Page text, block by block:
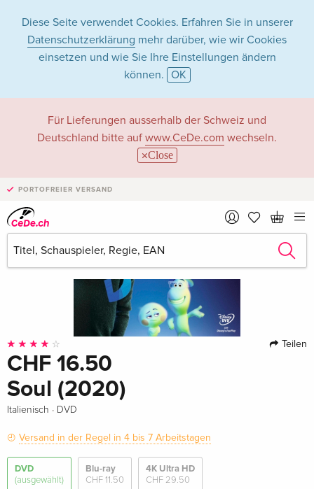
Diese Seite verwendet Cookies. Erfahren Sie in unserer
Datenschutzerklärung mehr darüber, wie wir Cookies
einsetzen und wie Sie Ihre Einstellungen ändern
können. OK
Für Lieferungen ausserhalb der Schweiz und
Deutschland bitte auf www.CeDe.com wechseln.
Close
PORTOFREIER VERSAND
Teilen
CHF 16.50
Soul (2020)
Italienisch · DVD
Versand in der Regel in 4 bis 7 Arbeitstagen
DVD
(ausgewählt)
Blu-ray
CHF 11.50
4K Ultra HD
CHF 29.50